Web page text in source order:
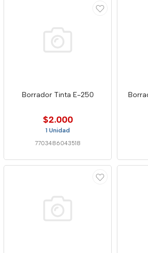
Borrador Tinta E-250
$2.000
1 Unidad
7703486043518